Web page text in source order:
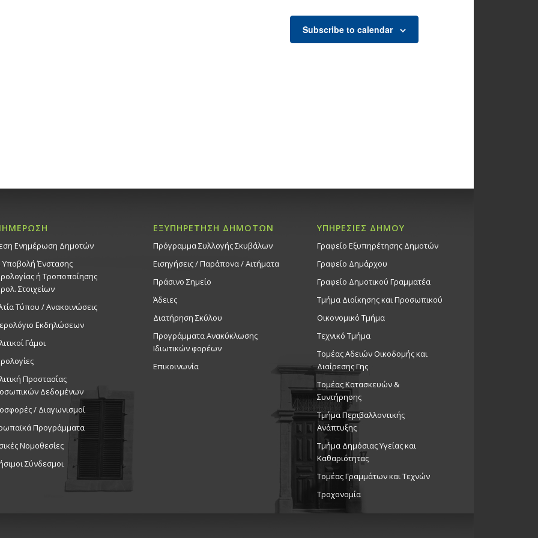
,
Subscribe to calendar
Ενημέρωση Δημοτών
Υποβολή Ένστασης
ή Τροποποίησης
Στοιχείων
Τύπου / Ανακοινώσεις
Εκδηλώσεων
Γάμοι
Προστασίας
Δεδομένων
/ Διαγωνισμοί
Προγράμματα
Νομοθεσίες
Σύνδεσμοι
ΕΞΥΠΗΡΕΤΗΣΗ ΔΗΜΟΤΩΝ
Πρόγραμμα Συλλογής Σκυβάλων
Εισηγήσεις / Παράπονα / Αιτήματα
Πράσινο Σημείο
Άδειες
Διατήρηση Σκύλου
Προγράμματα Ανακύκλωσης
Ιδιωτικών φορέων
Επικοινωνία
ΥΠΗΡΕΣΙΕΣ ΔΗΜΟΥ
Γραφείο Εξυπηρέτησης Δημοτών
Γραφείο Δημάρχου
Γραφείο Δημοτικού Γραμματέα
Τμήμα Διοίκησης και Προσωπικού
Οικονομικό Τμήμα
Τεχνικό Τμήμα
Τομέας Αδειών Οικοδομής και
Διαίρεσης Γης
Τομέας Κατασκευών &
Συντήρησης
Τμήμα Περιβαλλοντικής
Ανάπτυξης
Tμήμα Δημόσιας Υγείας και
Καθαριότητας
Τομέας Γραμμάτων και Τεχνών
Τροχονομία